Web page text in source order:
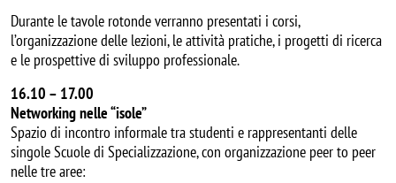
Durante le tavole rotonde verranno presentati i corsi,
l’organizzazione delle lezioni, le attività pratiche, i progetti di ricerca
e le prospettive di sviluppo professionale.
16.10 – 17.00
Networking nelle “isole”
Spazio di incontro informale tra studenti e rappresentanti delle
singole Scuole di Specializzazione, con organizzazione peer to peer
nelle tre aree: